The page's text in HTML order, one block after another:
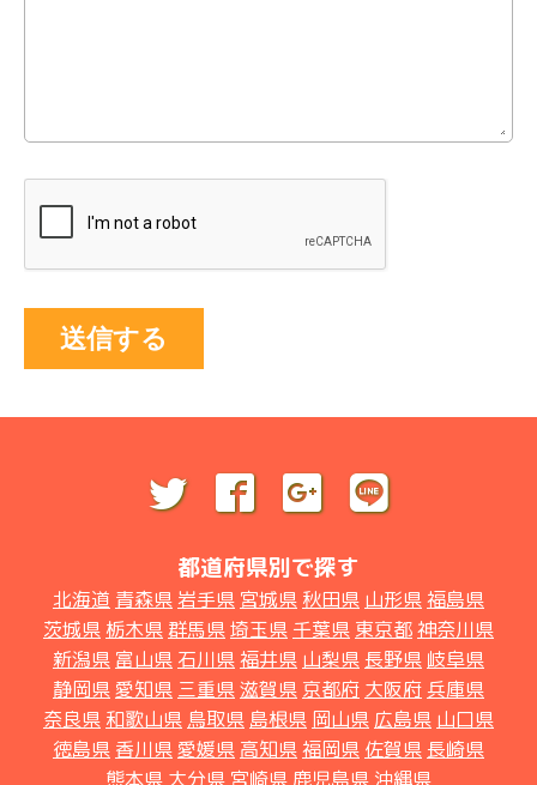
送信する
都道府県別で探す
北海道 青森県 岩手県 宮城県 秋田県 山形県福島県
茨城県 栃木県群馬県埼玉県 千葉県 東京都神奈川県
新潟県 富山県 石川県福井県 山梨県 長野県 岐阜県
静岡県愛知県 三重県滋賀県 京都府 大阪府 兵庫県
奈良県 和歌山県 鳥取県 島根県 岡山県 広島県 山口県
徳島県 香川県愛媛県 高知県福岡県 佐賀県 長崎県
熊本県 大分県 宮崎県 鹿児島県 沖縄県